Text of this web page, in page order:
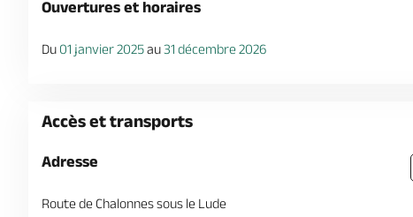
Ouvertures et horaires
Du 01 janvier 2025au31 décembre 2026
Accès et transports
Adresse
Route de Chalonnes sous le Lude